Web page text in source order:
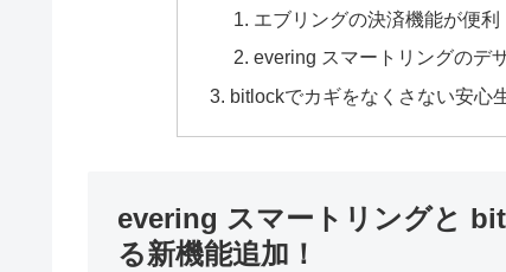
エブリングの決済機能が便利
evering スマートリングのデ
bitlockでカギをなくさない安心
evering スマートリングと
る新機能追加！